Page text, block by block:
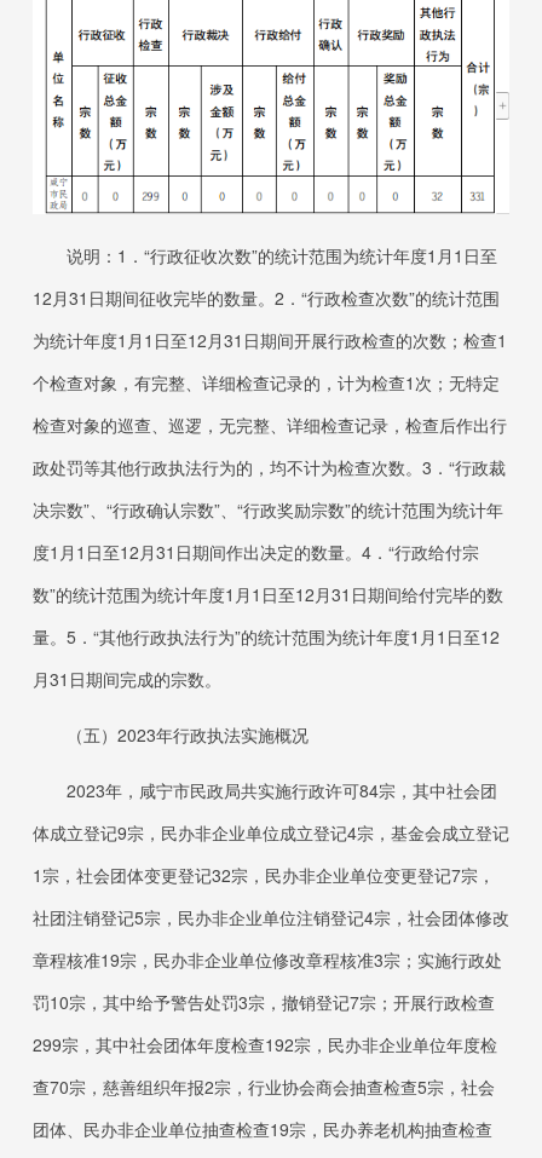
说明： 1．“行政征收次数”的统计范围为统计年度1 月 1 日至
12月31 日期间征收完毕的数量。 2．“行政检查次数”的统计范围
为统计年度1 月 1 日至12月31 日期间开展行政检查的次数；检查1
个检查对象，有完整、详细检查记录的，计为检查1 次；无特定
检查对象的巡查、巡逻，无完整、详细检查记录，检查后作出行
政处罚等其他行政执法行为的，均不计为检查次数。 3．“行政裁
决宗数”、“行政确认宗数”、“行政奖励宗数”的统计范围为统计年
度1 月 1 日至12月31 日期间作出决定的数量。 4．“行政给付宗
数”的统计范围为统计年度1 月 1 日至12月31 日期间给付完毕的数
量。 5．“其他行政执法行为”的统计范围为统计年度1 月 1 日至12
月31 日期间完成的宗数。
（五） 2023年行政执法实施概况
2023年，咸宁市民政局共实施行政许可84宗，其中社会团
体成立登记9宗，民办非企业单位成立登记4宗，基金会成立登记
1宗，社会团体变更登记32宗，民办非企业单位变更登记7宗，
社团注销登记5宗，民办非企业单位注销登记4宗，社会团体修改
章程核准19宗，民办非企业单位修改章程核准3宗；实施行政处
罚10宗，其中给予警告处罚3宗，撤销登记7宗；开展行政检查
299宗，其中社会团体年度检查192宗，民办非企业单位年度检
查70宗，慈善组织年报2宗，行业协会商会抽查检查5宗，社会
团体、民办非企业单位抽查检查19宗，民办养老机构抽查检查